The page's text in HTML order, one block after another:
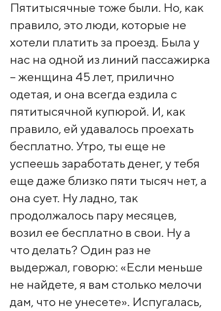
Пятитысячные тоже были. Но, как
правило, это люди, которые не
хотели платить за проезд. Была у
нас на одной из линий пассажирка
– женщина 45 лет, прилично
одетая, и она всегда ездила с
пятитысячной купюрой. И, как
правило, ей удавалось проехать
бесплатно. Утро, ты еще не
успеешь заработать денег, у тебя
еще даже близко пяти тысяч нет, а
она сует. Ну ладно, так
продолжалось пару месяцев,
возил ее бесплатно в свои. Ну а
что делать? Один раз не
выдержал, говорю: «Если меньше
не найдете, я вам столько мелочи
дам, что не унесете». Испугалась,